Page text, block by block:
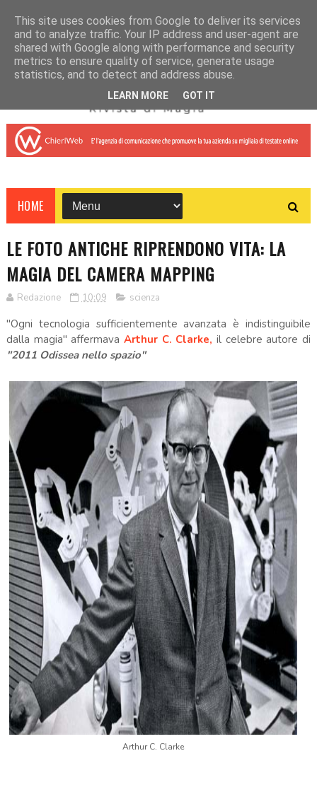
HOME
LE FOTO ANTICHE RIPRENDONO VITA: LA
MAGIA DEL CAMERA MAPPING
Redazione 10:09 scienza
"Ogni tecnologia sufficientemente avanzata è indistinguibile
dalla magia" affermava Arthur C. Clarke, il celebre autore di
"2011 Odissea nello spazio"
Arthur C. Clarke
This site uses cookies from Google to deliver its services
and to analyze traffic. Your IP address and user-agent are
shared with Google along with performance and security
metrics to ensure quality of service, generate usage
statistics, and to detect and address abuse.
LEARN MORE GOT IT